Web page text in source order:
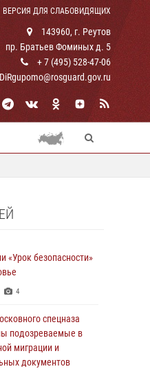
ВЕРСИЯ ДЛЯ СЛАБОВИДЯЩИХ
143960, г. Реутов
пр. Братьев Фоминых д. 5
+ 7 (495) 528-47-06
«Урок безопасности»
4
спецназа
подозреваемые в
миграции и
документов